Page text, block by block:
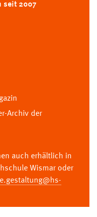
seit 2007
Archiv der
auch erhältlich in
Wismar oder